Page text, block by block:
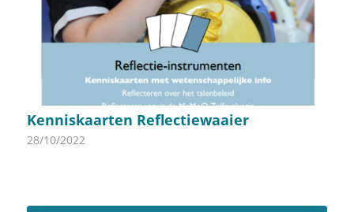
Kenniskaarten Reflectiewaaier
28/10/2022